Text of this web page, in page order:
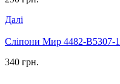
Далі
Сліпони Мир 4482-B5307-1
340 грн.